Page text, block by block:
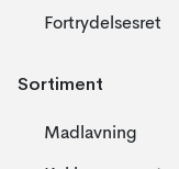
Fortrydelsesret
Sortiment
Madlavning